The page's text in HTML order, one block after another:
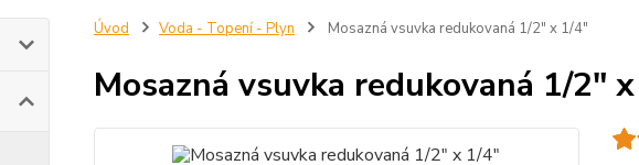
Úvod Voda - Topení - Plyn Mosazná vsuvka redukovaná 1/2" x 1/4"
Mosazná vsuvka redukovaná 1/2"